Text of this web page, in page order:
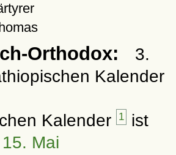
Orthodox:
3.
Kalender
Kalender 1 ist
15. Mai